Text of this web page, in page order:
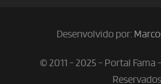
Desenvolvido por:
© 2011 - 2025 - Portal Fama